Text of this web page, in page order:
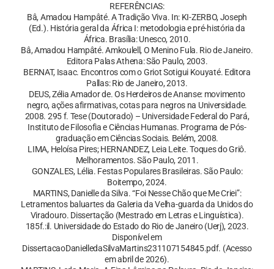
REFERÊNCIAS:
Bâ, Amadou Hampâté. A Tradição Viva. In: KI-ZERBO, Joseph
(Ed.). História geral da África I: metodologia e pré-história da
África. Brasília: Unesco, 2010.
Bâ, Amadou Hampâté. Amkoulell, O Menino Fula. Rio de Janeiro.
Editora Palas Athena: São Paulo, 2003.
BERNAT, Isaac. Encontros com o Griot Sotigui Kouyaté. Editora
Pallas: Rio de Janeiro, 2013.
DEUS, Zélia Amador de. Os Herdeiros de Ananse: movimento
negro, ações afirmativas, cotas para negros na Universidade.
2008. 295 f. Tese (Doutorado) – Universidade Federal do Pará,
Instituto de Filosofia e Ciências Humanas. Programa de Pós-
graduação em Ciências Sociais. Belém, 2008.
LIMA, Heloísa Pires; HERNANDEZ, Leia Leite. Toques do Griô.
Melhoramentos. São Paulo, 2011.
GONZALES, Lélia. Festas Populares Brasileiras. São Paulo:
Boitempo, 2024.
MARTINS, Danielle da Silva. “Foi Nesse Chão que Me Criei”:
Letramentos baluartes da Galeria da Velha-guarda da Unidos do
Viradouro. Dissertação (Mestrado em Letras e Linguística).
185f.:il. Universidade do Estado do Rio de Janeiro (Uerj), 2023.
Disponível em
DissertacaoDanielledaSilvaMartins231107154845.pdf. (Acesso
em abril de 2026).